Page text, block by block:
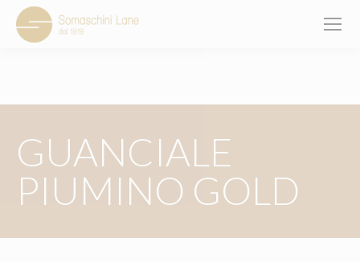
GUANCIALE
PIUMINO GOLD